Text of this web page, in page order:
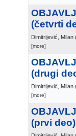
(četvrti
Dimitrijević, Milan
[more]
(drugi
Dimitrijević, Milan
[more]
(prvi deo)